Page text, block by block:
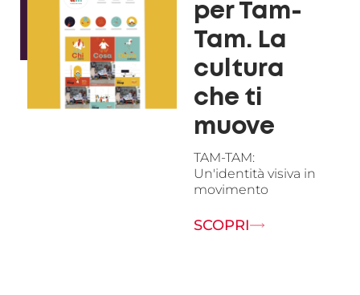
per Tam-
Tam. La
cultura
che ti
muove
TAM-TAM:
Un'identità visiva in
movimento
SCOPRI